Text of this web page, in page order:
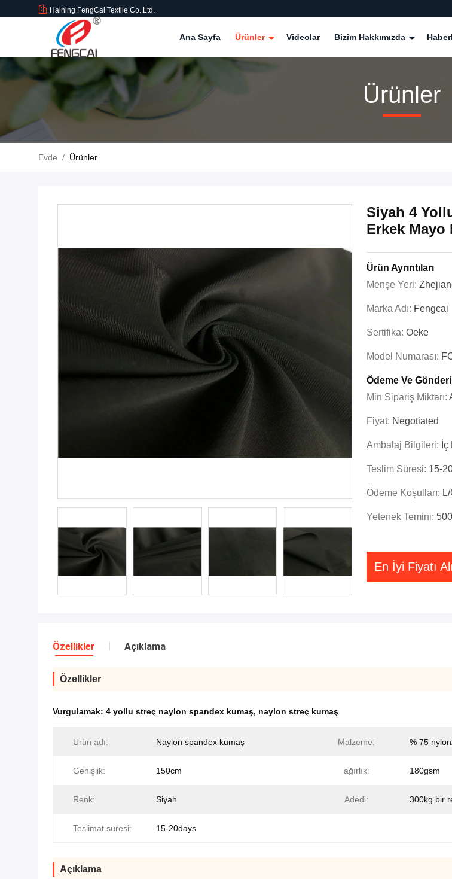
Haining FengCai Textile Co.,Ltd.
Ana Sayfa Ürünler Videolar Bizim Hakkımızda
Ürünler
Evde / Ürünler
Siyah 4
Erkek Mayo
Ürün Ayrıntıları
Menşe Yeri:
Marka Adı: Fengcai
Sertifika: Oeke
Model Numarası:
Ödeme Ve
Min Sipariş Miktarı:
Fiyat: Negotiated
Ambalaj Bilgileri:
Teslim Süresi: 15-
Ödeme Koşulları:
Yetenek Temini:
En İyi Fiyatı
Özellikler Açıklama
Özellikler
Vurgulamak: 4 yollu streç naylon spandex kumaş, naylon streç kumaş
Ürün adı: Naylon spandex kumaş Malzeme: % 75
Genişlik: 150cm ağırlık: 180gsm
Renk: Siyah Adedi: 300kg bir
Teslimat süresi: 15-20days
Açıklama